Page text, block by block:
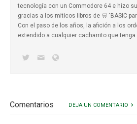
tecnología con un Commodore 64 e hizo
gracias a los míticos libros de 🛒 'BASIC
Con el paso de los años, la afición a los
extendido a cualquier cacharrito que tenga
Comentarios DEJA UN COMENTARIO